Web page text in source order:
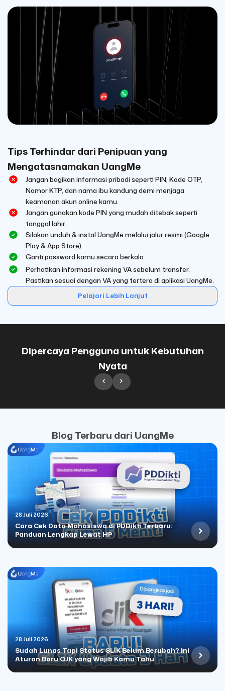
Tips Terhindar dari Penipuan yang
Mengatasnamakan UangMe
Jangan bagikan informasi pribadi seperti PIN, Kode OTP,
Nomor KTP, dan nama ibu kandung demi menjaga
keamanan akun online kamu.
Jangan gunakan kode PIN yang mudah ditebak seperti
tanggal lahir.
Silakan unduh & instal UangMe melalui jalur resmi (Google
Play & App Store).
Ganti password kamu secara berkala.
Perhatikan informasi rekening VA sebelum transfer.
Pastikan sesuai dengan VA yang tertera di aplikasi UangMe.
Pelajari Lebih Lanjut
Dipercaya Pengguna untuk Kebutuhan
Nyata
Blog Terbaru dari UangMe
28 Juli 2026
Cara Cek Data Mahasiswa di PDDikti Terbaru:
Panduan Lengkap Lewat HP
28 Juli 2026
Sudah Lunas Tapi Status SLIK Belum Berubah? Ini
Aturan Baru OJK yang Wajib Kamu Tahu